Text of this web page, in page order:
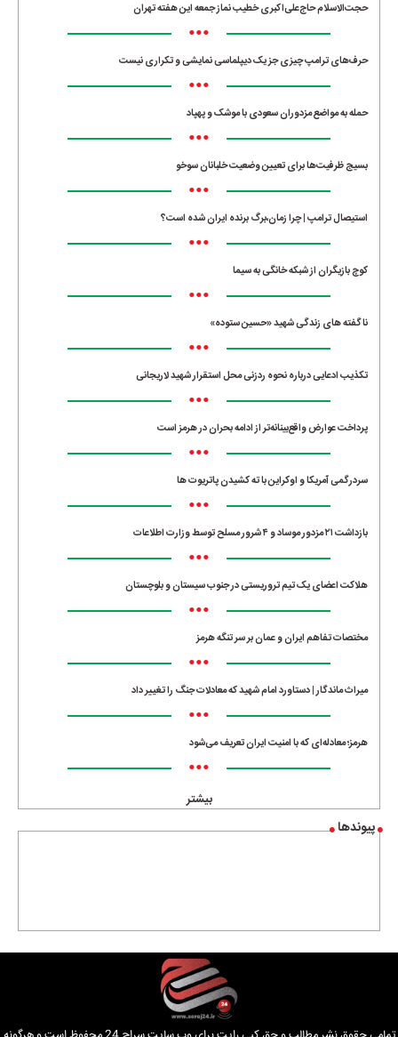
حجت‌الاسلام حاج‌علی‌اکبری خطیب نماز جمعه این هفته تهران
•••
حرف‌های ترامپ چیزی جز یک دیپلماسی نمایشی و تکراری نیست
•••
حمله به مواضع مزدوران سعودی با موشک و پهپاد
•••
بسیج ظرفیت‌ها برای تعیین وضعیت خلبانان سوخو
•••
استیصال ترامپ | چرا زمان،برگ برنده ایران شده است؟
•••
کوچ بازیگران از شبکه خانگی به سیما
•••
ناگفته های زندگی شهید «حسین ستوده»
•••
تکذیب ادعایی درباره نحوه ردزنی محل استقرار شهید لاریجانی
•••
پرداخت عوارض واقع‌بینانه‌تر از ادامه بحران در هرمز است
•••
سردرگمی آمریکا و اوکراین با ته کشیدن پاتریوت ها
•••
بازداشت ۲۱ مزدور موساد و ۴ شرور مسلح توسط وزارت اطلاعات
•••
هلاکت اعضای یک تیم تروریستی در جنوب سیستان و بلوچستان
•••
مختصات تفاهم ایران و عمان بر سر تنگه هرمز
•••
میراث ماندگار | دستاورد امام شهید که معادلات جنگ را تغییر داد
•••
هرمز؛ معادله‌ای که با امنیت ایران تعریف می‌شود
•••
بیشتر
پیوندها